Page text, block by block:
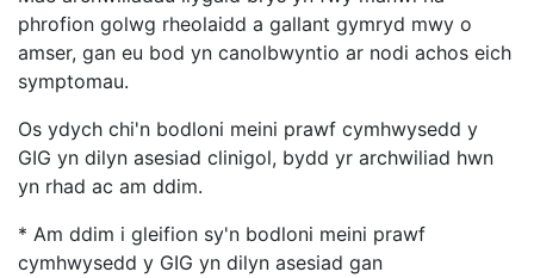
phrofion golwg rheolaidd a gallant gymryd mwy o
amser, gan eu bod yn canolbwyntio ar nodi achos eich
symptomau.
Os ydych chi'n bodloni meini prawf cymhwysedd y
GIG yn dilyn asesiad clinigol, bydd yr archwiliad hwn
yn rhad ac am ddim.
* Am ddim i gleifion sy'n bodloni meini prawf
cymhwysedd y GIG yn dilyn asesiad gan